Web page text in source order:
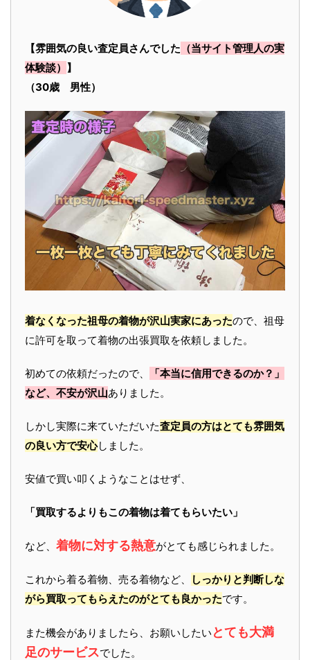
【雰囲気の良い査定員さんでした （当サイト管理人の実
体験談） 】
（30歳 男性）
着なくなった祖母の着物が沢山実家にあったので、祖母
に許可を取って着物の出張買取を依頼しました。
初めての依頼だったので、
「本当に信用できるのか？」
など、不安が沢山ありました。
しかし実際に来ていただいた査定員の方はとても雰囲気
の良い方で安心しました。
安値で買い叩くようなことはせず、
「買取するよりもこの着物は着てもらいたい」
など、 着物に対する熱意がとても感じられました。
これから着る着物、売る着物など、
しっかりと判断しな
がら買取ってもらえたのがとても良かったです。
また機会がありましたら、お願いしたい とても大満
足のサービスでした。